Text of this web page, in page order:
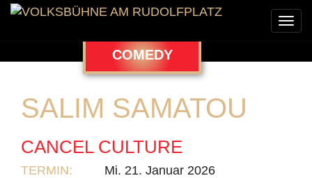
COMEDY
SALIM SAMATOU
CANCEL CULTURE
TERMIN:
Mi. 21. Januar 2026